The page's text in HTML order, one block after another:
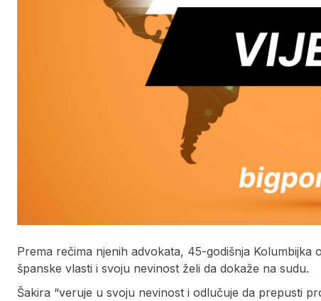
Prema rečima njenih advokata, 45-godišnja
španske vlasti i svoju nevinost želi da dokaže na sudu.
Šakira “veruje u svoju nevinost i odlučuje da prepusti